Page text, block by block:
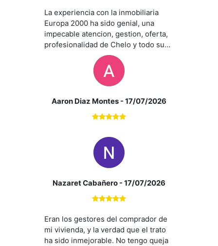
La experiencia con la inmobiliaria
Europa 2000 ha sido genial, una
impecable atencion, gestion, oferta,
profesionalidad de Chelo y todo su
equipo. En especial la atencion de
Ana hacia nosotros ha sido
impecable y nos ha asesorado en
todo momento y se a ajustado a
nuestras necesidades. Sin duda un
Recomendados al 100%. Gracias
Aaron Diaz Montes - 17/07/2026
Nazaret Cabañero - 17/07/2026
Eran los gestores del comprador de
mi vivienda, y la verdad que el trato
ha sido inmejorable. No tengo queja